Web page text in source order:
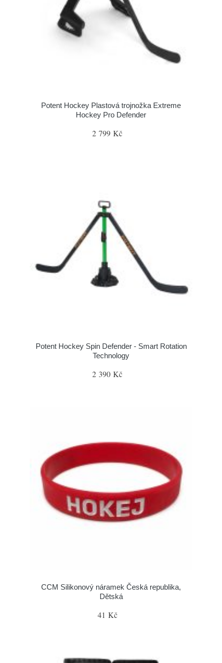
Potent Hockey Plastová trojnožka Extreme
Hockey Pro Defender
2 799 Kč
Potent Hockey Spin Defender - Smart Rotation
Technology
2 390 Kč
CCM Silikonový náramek Česká republika,
Dětská
41 Kč